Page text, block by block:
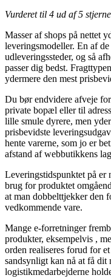
Vurderet til 4 ud af 5
Masser af shops på nettet
leveringsmodeller. En af
udleveringssteder, og så
passer dig bedst.
ydermere den mest
Du bør endvidere afveje
private bopæl eller til
lille smule dyrere, men
prisbevidste
hente varerne, som jo er
afstand af webbutikkens
Leveringstidspunktet på er
brug for produktet
at man dobbelttjekker den
vedkommende vare.
Mange e-forretninger
produkter, eksempelvis ,
orden realiseres forud for
sandsynligt kan nå at få
logistikmedarbejderne